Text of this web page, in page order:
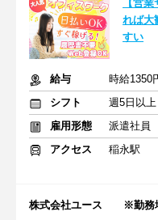
【営
れば大
すい
給与
時給1350
シフト
週5日以
雇用形態
派遣社員
アクセス
稲永駅
株式会社ユース ※勤務地